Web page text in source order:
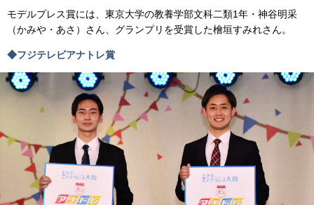
モデルプレス賞には、東京大学の教養学部文科二類1年・神谷明采
（かみや・あさ）さん、グランプリを受賞した檜垣すみれさん。
◆フジテレビアナトレ賞